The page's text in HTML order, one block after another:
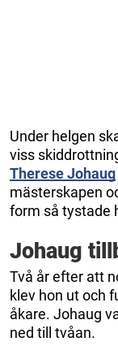
Under helgen
viss
Therese Johaug
mästerskapen
form så tystade
Johaug
Två år efter att
klev hon ut och
åkare. Johaug
ned till tvåan.